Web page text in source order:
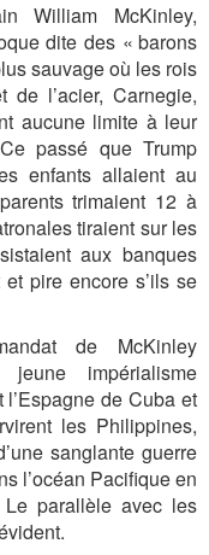
William McKinley,
dite des « barons
sauvage où les rois
l’acier, Carnegie,
aucune limite à leur
passé que Trump
enfants allaient au
trimaient 12 à
tiraient sur les
aux banques
pire encore s’ils se
de McKinley
impérialisme
de Cuba et
les Philippines,
sanglante guerre
l’océan Pacifique en
parallèle avec les